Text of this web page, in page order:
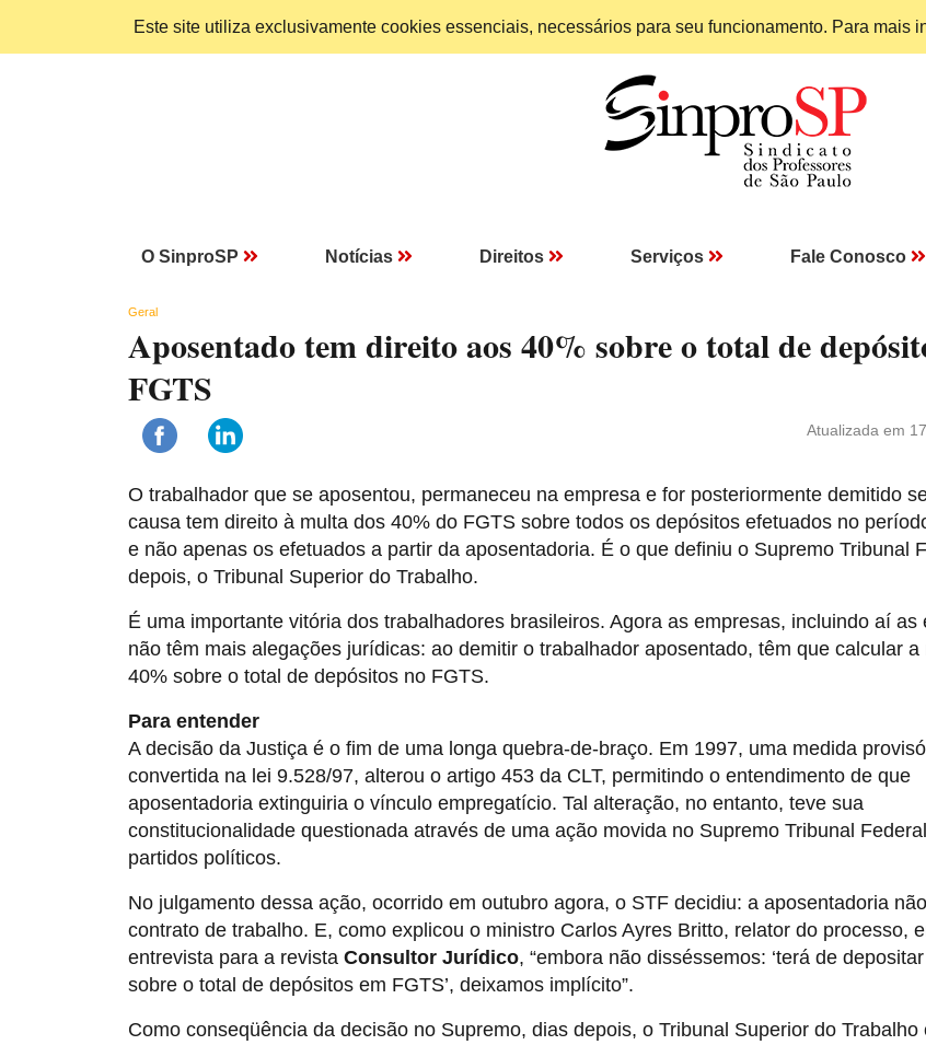
Este site utiliza exclusivamente cookies essenciais, necessários para seu funcionamento. Para mais
O SinproSP Notícias Direitos Serviços Fale Conosco
Geral
Aposentado tem direito aos 40% sobre o total de
FGTS
Atualizada em
O trabalhador que se aposentou, permaneceu na empresa e for posteriormente demitido
causa tem direito à multa dos 40% do FGTS sobre todos os depósitos efetuados no
e não apenas os efetuados a partir da aposentadoria. É o que definiu o Supremo Tribunal
depois, o Tribunal Superior do Trabalho.
É uma importante vitória dos trabalhadores brasileiros. Agora as empresas, incluindo aí as
não têm mais alegações jurídicas: ao demitir o trabalhador aposentado, têm que calcular a
40% sobre o total de depósitos no FGTS.
Para entender
A decisão da Justiça é o fim de uma longa quebra-de-braço. Em 1997, uma medida
convertida na lei 9.528/97, alterou o artigo 453 da CLT, permitindo o entendimento de que
aposentadoria extinguiria o vínculo empregatício. Tal alteração, no entanto, teve sua
constitucionalidade questionada através de uma ação movida no Supremo Tribunal
partidos políticos.
No julgamento dessa ação, ocorrido em outubro agora, o STF decidiu: a aposentadoria
contrato de trabalho. E, como explicou o ministro Carlos Ayres Britto, relator do processo,
entrevista para a revista Consultor Jurídico, “embora não disséssemos: ‘terá de
sobre o total de depósitos em FGTS’, deixamos implícito”.
Como conseqüência da decisão no Supremo, dias depois, o Tribunal Superior do Trabalho